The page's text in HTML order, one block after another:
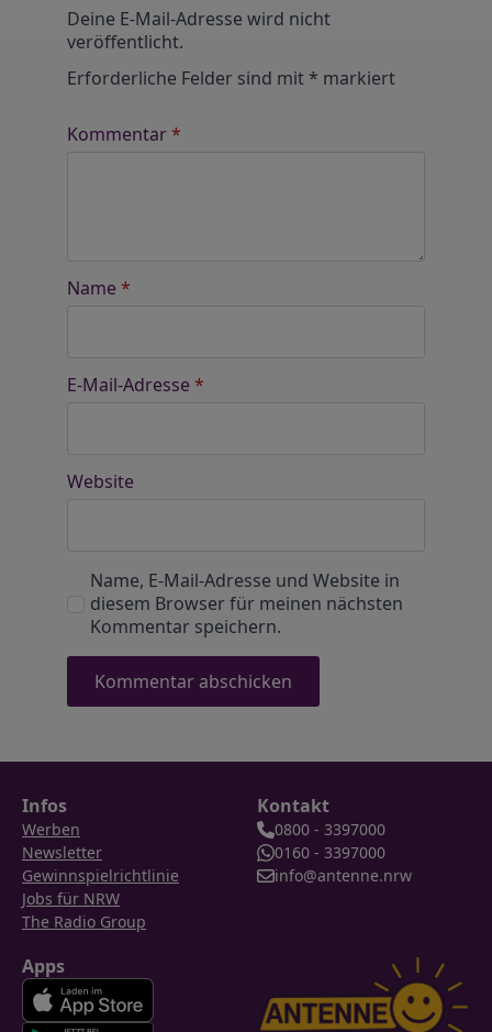
Deine E-Mail-Adresse wird nicht
veröffentlicht.
Erforderliche Felder sind mit* markiert
Kommentar*
Name *
E-Mail-Adresse *
Website
Name, E-Mail-Adresse und Website in
diesem Browser für meinen nächsten
Kommentar speichern.
Infos
Werben
Newsletter
Gewinnspielrichtlinie
Jobs für NRW
The Radio Group
Kontakt
0800 - 3397000
0160 - 3397000
info@antenne.nrw
Apps